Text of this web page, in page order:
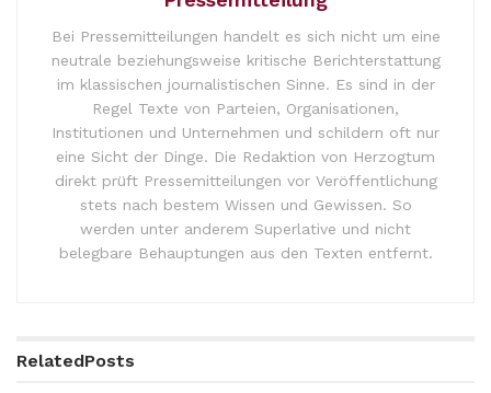
Bei Pressemitteilungen handelt es sich nicht um eine
neutrale beziehungsweise kritische Berichterstattung
im klassischen journalistischen Sinne. Es sind in der
Regel Texte von Parteien, Organisationen,
Institutionen und Unternehmen und schildern oft nur
eine Sicht der Dinge. Die Redaktion von Herzogtum
direkt prüft Pressemitteilungen vor Veröffentlichung
stets nach bestem Wissen und Gewissen. So
werden unter anderem Superlative und nicht
belegbare Behauptungen aus den Texten entfernt.
RelatedPosts